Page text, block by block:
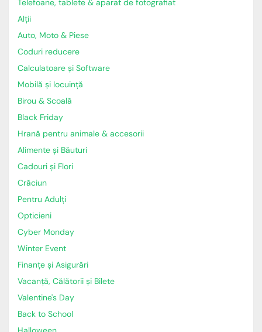
Telefoane, tablete & aparat de fotografiat
Alții
Auto, Moto & Piese
Coduri reducere
Calculatoare și Software
Mobilă și locuință
Birou & Scoală
Black Friday
Hrană pentru animale & accesorii
Alimente și Băuturi
Cadouri și Flori
Crăciun
Pentru Adulți
Opticieni
Cyber Monday
Winter Event
Finanțe și Asigurări
Vacanță, Călătorii și Bilete
Valentine's Day
Back to School